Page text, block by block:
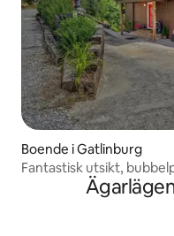
Boende i Gatlinburg
Fantastisk utsikt,
sommarpool!